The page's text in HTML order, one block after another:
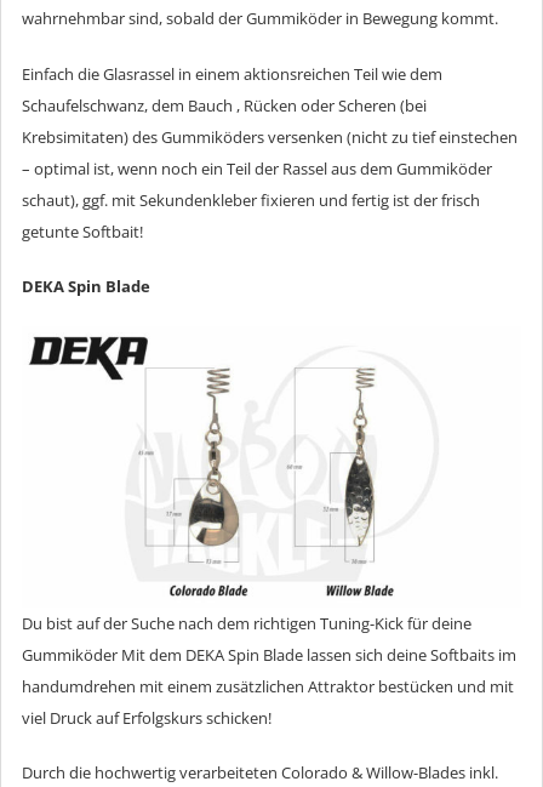
wahrnehmbar sind, sobald der Gummiköder in Bewegung kommt.
Einfach die Glasrassel in einem aktionsreichen Teil wie dem
Schaufelschwanz, dem Bauch , Rücken oder Scheren (bei
Krebsimitaten) des Gummiköders versenken (nicht zu tief einstechen
– optimal ist, wenn noch ein Teil der Rassel aus dem Gummiköder
schaut), ggf. mit Sekundenkleber fixieren und fertig ist der frisch
getunte Softbait!
DEKA Spin Blade
Du bist auf der Suche nach dem richtigen Tuning-Kick für deine
Gummiköder Mit dem DEKA Spin Blade lassen sich deine Softbaits im
handumdrehen mit einem zusätzlichen Attraktor bestücken und mit
viel Druck auf Erfolgskurs schicken!
Durch die hochwertig verarbeiteten Colorado & Willow-Blades inkl.